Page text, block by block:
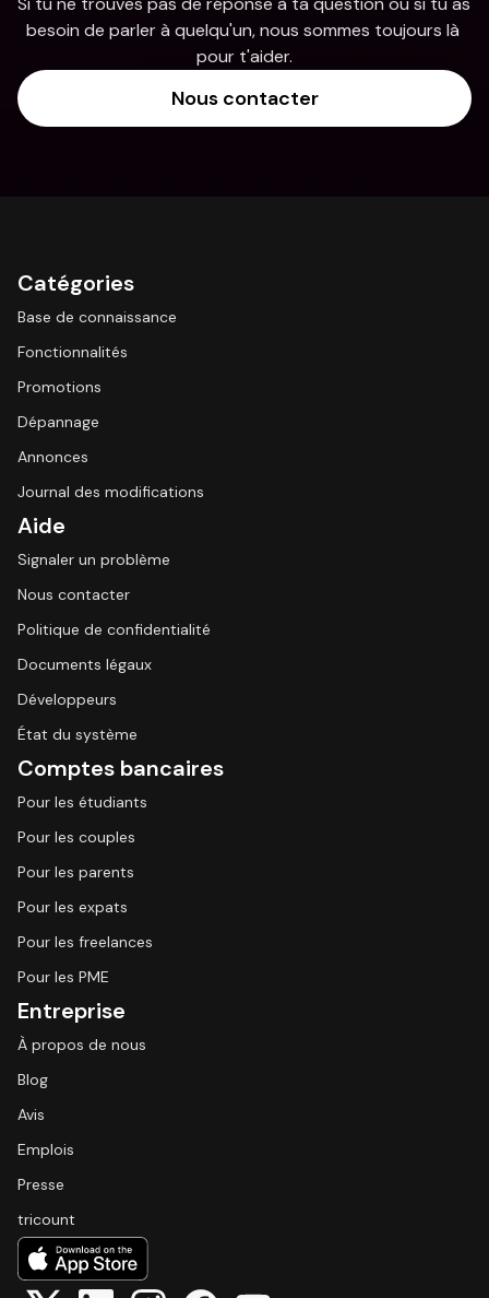
besoin de parler à quelqu'un, nous sommes toujours là
pour t'aider.
Nous contacter
Catégories
Base de connaissance
Fonctionnalités
Promotions
Dépannage
Annonces
Journal des modifications
Aide
Signaler un problème
Nous contacter
Politique de confidentialité
Documents légaux
Développeurs
État du système
Comptes bancaires
Pour les étudiants
Pour les couples
Pour les parents
Pour les expats
Pour les freelances
Pour les PME
Entreprise
À propos de nous
Blog
Avis
Emplois
Presse
tricount